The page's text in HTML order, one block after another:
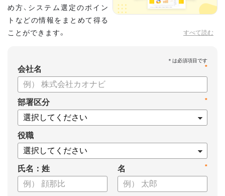
すべて読む
め方、システム選定のポイン
トなどの情報をまとめて得る
ことができます。
【資料セット内容】
・超入門タレントマネジメント
・タレントマネジメントシステムの選び方
・タレントマネジメントシステム「カオナビ」の説明資料
*
会社名
*
部署区分
役職
氏名：姓 *
名